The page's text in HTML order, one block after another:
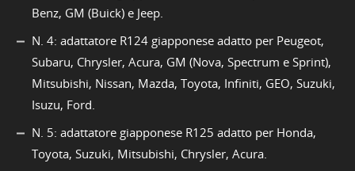
Benz, GM (Buick) e Jeep.
N. 4: adattatore R124 giapponese adatto per Peugeot,
Subaru, Chrysler, Acura, GM (Nova, Spectrum e Sprint),
Mitsubishi, Nissan, Mazda, Toyota, Infiniti, GEO, Suzuki,
Isuzu, Ford.
N. 5: adattatore giapponese R125 adatto per Honda,
Toyota, Suzuki, Mitsubishi, Chrysler, Acura.